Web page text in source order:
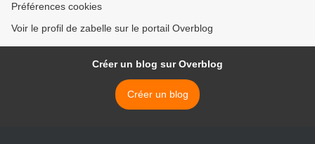
Préférences cookies
Voir le profil de zabelle sur le portail Overblog
Créer un blog sur Overblog
Créer un blog